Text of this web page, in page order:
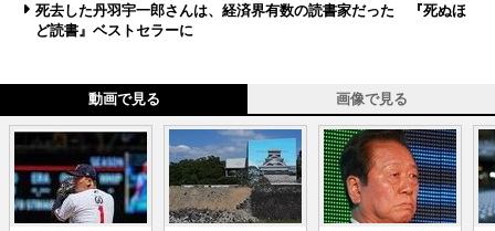
死去した丹羽宇一郎さんは、経済界有数の読書家だった 『死ぬほ
ど読書』ベストセラーに
動画で見る 画像で見る